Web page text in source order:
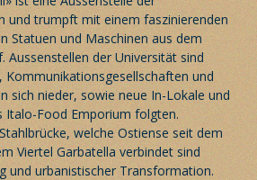
und trumpft mit einem faszinierenden
Statuen und Maschinen aus dem
Aussenstellen der Universität sind
Kommunikationsgesellschaften und
sich nieder, sowie neue In-Lokale und
Italo-Food Emporium folgten.
welche Ostiense seit dem
Viertel Garbatella verbindet sind
und urbanistischer Transformation.